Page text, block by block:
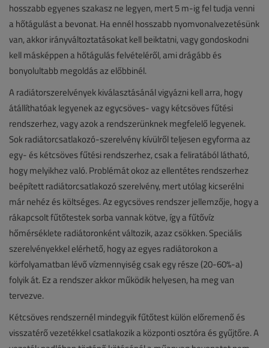
hosszabb egyenes szakasz ne legyen, mert 5 m-ig fel tudja venni
a hőtágulást a bevonat. Ha ennél hosszabb nyomvonalvezetésünk
van, akkor irányváltoztatásokat kell beiktatni, vagy gondoskodni
kell másképpen a hőtágulás felvételéről, ami drágább és
bonyolultabb megoldás az előbbinél.
A radiátorszerelvények kiválasztásánál vigyázni kell arra, hogy
átállíthatóak legyenek az egycsöves- vagy kétcsöves fűtési
rendszerhez, vagy azok a rendszerünknek megfelelő legyenek.
Sok radiátorcsatlakozó-szerelvény kívülről teljesen egyforma az
egy- és kétcsöves fűtési rendszerhez, csak a feliratából látható,
hogy melyikhez való. Problémát okoz az ellentétes rendszerhez
beépített radiátorcsatlakozó szerelvény, mert utólag kicserélni
már nehéz és költséges. Az egycsöves rendszer jellemzője, hogy a
rákapcsolt fűtőtestek sorba vannak kötve, így a fűtővíz
hőmérséklete radiátoronként változik, azaz csökken. Speciális
szerelvényekkel elérhető, hogy az egyes radiátorokon a
körfolyamatban lévő vízmennyiség csak egy része (20-60%-a)
folyik át. Ez a rendszer akkor működik helyesen, ha meg van
tervezve.
Kétcsöves rendszernél mindegyik fűtőtest külön előremenő és
visszatérő vezetékkel csatlakozik a központi osztóra és gyűjtőre. A